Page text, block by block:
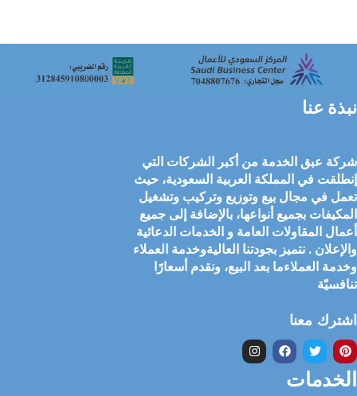
نبذة عنا
شركة عبق الخدمة من أكبر الشركات التي
إنطلقت في المملكة العربية السعودية، حيث
تعمل في مجال بيع وتوزيع وتركيب وتشغيل
المكيفات بجميع أنواعها، بالإضافة إلى جميع
أعمال المقاولات العامة و الخدمات الدعائية
والإعلان . نتميز بجودتنا العاليةوخدمة العملاء
وخدمة العملاءما بعد البيع، ونقدم أسعارًا
تنافسيّة
اشترك معنا
الخدمات